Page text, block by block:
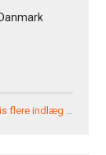
flere indlæg …